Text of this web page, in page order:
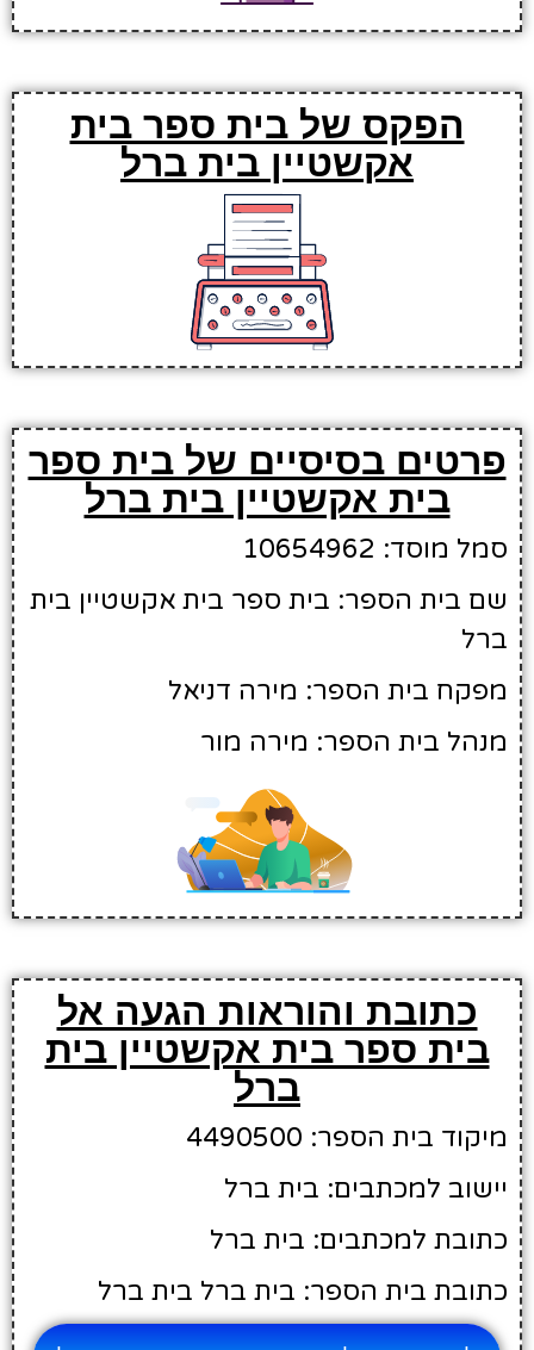
הפקס של בית ספר בית
אקשטיין בית ברל
פרטים בסיסיים של בית ספר
בית אקשטיין בית ברל
סמל מוסד: 10654962
שם בית הספר: בית ספר בית אקשטיין בית
ברל
מפקח בית הספר: מירה דניאל
מנהל בית הספר: מירה מור
כתובת והוראות הגעה אל
בית ספר בית אקשטיין בית
ברל
מיקוד בית הספר: 4490500
יישוב למכתבים: בית ברל
כתובת למכתבים: בית ברל
כתובת בית הספר: בית ברל בית ברל